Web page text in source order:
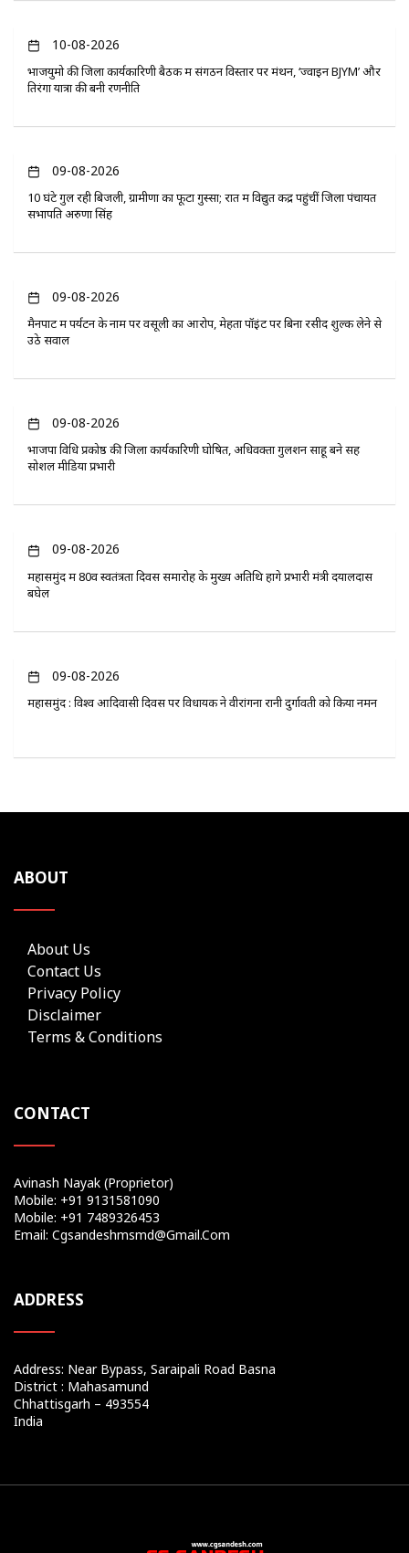
10-08-2026
भाजयुमो की जिला कार्यकारिणी बैठक में संगठन विस्तार पर मंथन, ‘ज्वाइन BJYM’ और
तिरंगा यात्रा की बनी रणनीति
09-08-2026
10 घंटे गुल रही बिजली, ग्रामीणों का फूटा गुस्सा; रात में विद्युत केंद्र पहुंचीं जिला पंचायत
सभापति अरुणा सिंह
09-08-2026
मैनपाट में पर्यटन के नाम पर वसूली का आरोप, मेहता पॉइंट पर बिना रसीद शुल्क लेने से
उठे सवाल
09-08-2026
भाजपा विधि प्रकोष्ठ की जिला कार्यकारिणी घोषित, अधिवक्ता गुलशन साहू बने सह
सोशल मीडिया प्रभारी
09-08-2026
महासमुंद में 80वें स्वतंत्रता दिवस समारोह के मुख्य अतिथि होंगे प्रभारी मंत्री दयालदास
बघेल
09-08-2026
महासमुंद : विश्व आदिवासी दिवस पर विधायक ने वीरांगना रानी दुर्गावती को किया नमन
ABOUT
About Us
Contact Us
Privacy Policy
Disclaimer
Terms & Conditions
CONTACT
Avinash Nayak (Proprietor)
Mobile: +91 9131581090
Mobile: +91 7489326453
Email: Cgsandeshmsmd@gmail.com
ADDRESS
Address: Near Bypass, Saraipali Road Basna
District : Mahasamund
Chhattisgarh – 493554
India